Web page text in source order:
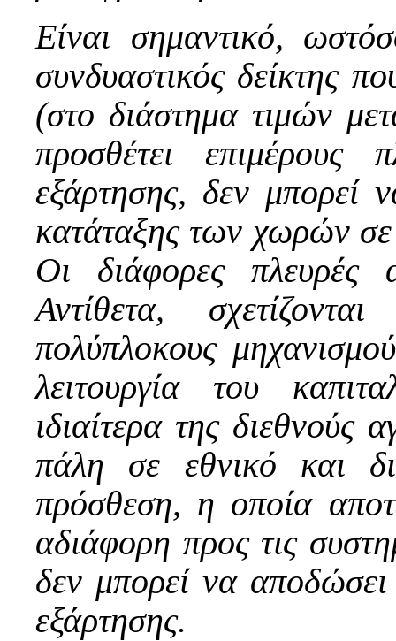
Είναι σημαντικό,
συνδυαστικός δείκτης
(στο διάστημα τιμών
προσθέτει επιμέρους
εξάρτησης, δεν μπορεί
κατάταξης των χωρών σε
Οι διάφορες πλευρές
Αντίθετα,
πολύπλοκους
λειτουργία του
ιδιαίτερα της
πάλη σε εθνικό και
πρόσθεση, η οποία
αδιάφορη προς τις
δεν μπορεί να
εξάρτησης.